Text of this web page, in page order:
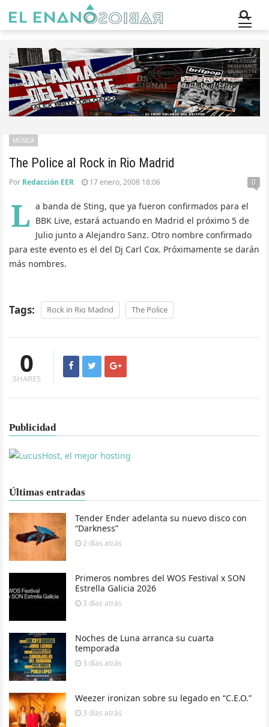
The Police al Rock in Rio Madrid
MÚSICA
Por Redacción EER 17 enero, 2008 18:06 0
L a banda de Sting, que ya fueron confirmados para el
BBK Live, estará actuando en Madrid el próximo 5 de
Julio junto a Alejandro Sanz. Otro nombre confirmado
para este evento es el del Dj Carl Cox. Próximamente se darán
más nombres.
Tags: Rock in Rio Madrid The Police
0
SHARES
Publicidad
Últimas entradas
Tender Ender adelanta su nuevo disco con
“Darkness”
2 días atrás
Primeros nombres del WOS Festival x SON
Estrella Galicia 2026
3 días atrás
Noches de Luna arranca su cuarta
temporada
3 días atrás
Weezer ironizan sobre su legado en “C.E.O.”
3 días atrás